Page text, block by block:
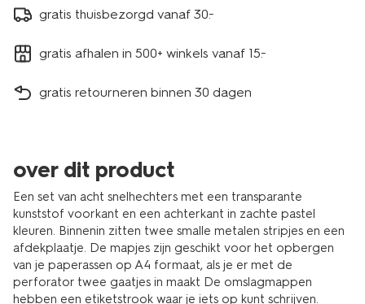
gratis thuisbezorgd vanaf 30.-
gratis afhalen in 500+ winkels vanaf 15.-
gratis retourneren binnen 30 dagen
over dit product
Een set van acht snelhechters met een transparante
kunststof voorkant en een achterkant in zachte pastel
kleuren. Binnenin zitten twee smalle metalen stripjes en een
afdekplaatje. De mapjes zijn geschikt voor het opbergen
van je paperassen op A4 formaat, als je er met de
perforator twee gaatjes in maakt De omslagmappen
hebben een etiketstrook waar je iets op kunt schrijven.